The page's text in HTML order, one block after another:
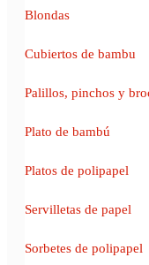
Blondas
Cubiertos de bambu
Palillos, pinchos y
Plato de bambú
Platos de polipapel
Servilletas de papel
Sorbetes de polipapel